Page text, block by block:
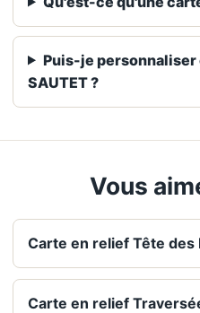
Puis-je personnaliser
SAUTET ?
Vous
Carte en relief Tête des
Carte en relief